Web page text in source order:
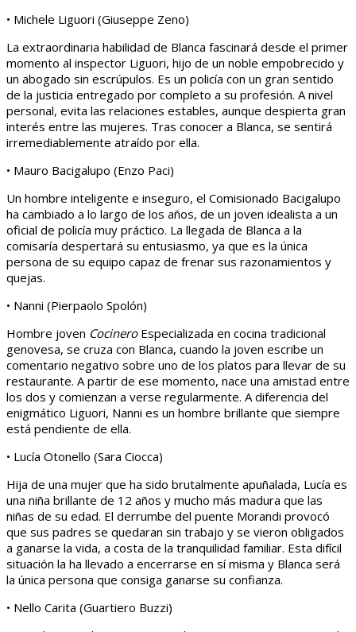
• Michele Liguori (Giuseppe Zeno)
La extraordinaria habilidad de Blanca fascinará desde el primer
momento al inspector Liguori, hijo de un noble empobrecido y
un abogado sin escrúpulos. Es un policía con un gran sentido
de la justicia entregado por completo a su profesión. A nivel
personal, evita las relaciones estables, aunque despierta gran
interés entre las mujeres. Tras conocer a Blanca, se sentirá
irremediablemente atraído por ella.
• Mauro Bacigalupo (Enzo Paci)
Un hombre inteligente e inseguro, el Comisionado Bacigalupo
ha cambiado a lo largo de los años, de un joven idealista a un
oficial de policía muy práctico. La llegada de Blanca a la
comisaría despertará su entusiasmo, ya que es la única
persona de su equipo capaz de frenar sus razonamientos y
quejas.
• Nanni (Pierpaolo Spolón)
Hombre joven CocineroEspecializada en cocina tradicional
genovesa, se cruza con Blanca, cuando la joven escribe un
comentario negativo sobre uno de los platos para llevar de su
restaurante. A partir de ese momento, nace una amistad entre
los dos y comienzan a verse regularmente. A diferencia del
enigmático Liguori, Nanni es un hombre brillante que siempre
está pendiente de ella.
• Lucía Otonello (Sara Ciocca)
Hija de una mujer que ha sido brutalmente apuñalada, Lucía es
una niña brillante de 12 años y mucho más madura que las
niñas de su edad. El derrumbe del puente Morandi provocó
que sus padres se quedaran sin trabajo y se vieron obligados
a ganarse la vida, a costa de la tranquilidad familiar. Esta difícil
situación la ha llevado a encerrarse en sí misma y Blanca será
la única persona que consiga ganarse su confianza.
• Nello Carita (Guartiero Buzzi)